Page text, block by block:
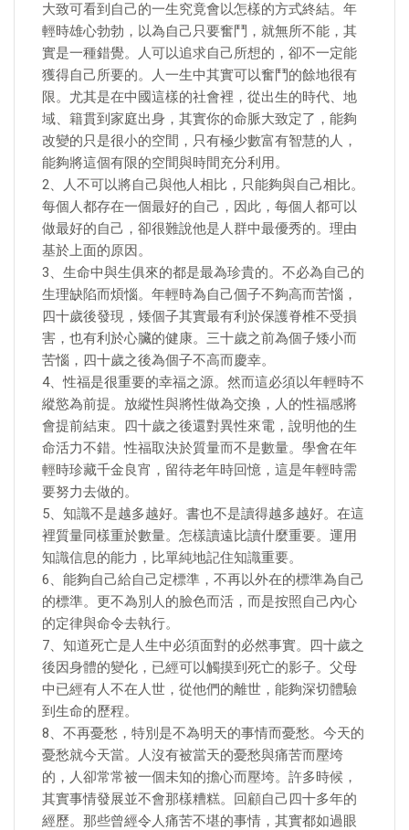
大致可看到自己的一生究竟會以怎樣的方式終結。年
輕時雄心勃勃，以為自己只要奮鬥，就無所不能，其
實是一種錯覺。人可以追求自己所想的，卻不一定能
獲得自己所要的。人一生中其實可以奮鬥的餘地很有
限。尤其是在中國這樣的社會裡，從出生的時代、地
域、籍貫到家庭出身，其實你的命脈大致定了，能夠
改變的只是很小的空間，只有極少數富有智慧的人，
能夠將這個有限的空間與時間充分利用。
2、人不可以將自己與他人相比，只能夠與自己相比。
每個人都存在一個最好的自己，因此，每個人都可以
做最好的自己，卻很難說他是人群中最優秀的。理由
基於上面的原因。
3、生命中與生俱來的都是最為珍貴的。不必為自己的
生理缺陷而煩惱。年輕時為自己個子不夠高而苦惱，
四十歲後發現，矮個子其實最有利於保護脊椎不受損
害，也有利於心臟的健康。三十歲之前為個子矮小而
苦惱，四十歲之後為個子不高而慶幸。
4、性福是很重要的幸福之源。然而這必須以年輕時不
縱慾為前提。放縱性與將性做為交換，人的性福感將
會提前結束。四十歲之後還對異性來電，說明他的生
命活力不錯。性福取決於質量而不是數量。學會在年
輕時珍藏千金良宵，留待老年時回憶，這是年輕時需
要努力去做的。
5、知識不是越多越好。書也不是讀得越多越好。在這
裡質量同樣重於數量。怎樣讀遠比讀什麼重要。運用
知識信息的能力，比單純地記住知識重要。
6、能夠自己給自己定標準，不再以外在的標準為自己
的標準。更不為別人的臉色而活，而是按照自己內心
的定律與命令去執行。
7、知道死亡是人生中必須面對的必然事實。四十歲之
後因身體的變化，已經可以觸摸到死亡的影子。父母
中已經有人不在人世，從他們的離世，能夠深切體驗
到生命的歷程。
8、不再憂愁，特別是不為明天的事情而憂愁。今天的
憂愁就今天當。人沒有被當天的憂愁與痛苦而壓垮
的，人卻常常被一個未知的擔心而壓垮。許多時候，
其實事情發展並不會那樣糟糕。回顧自己四十多年的
經歷。那些曾經令人痛苦不堪的事情，其實都如過眼